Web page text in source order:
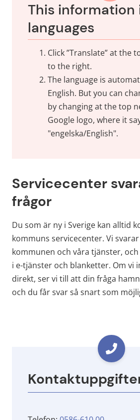
This information
languages
Click ”Translate” at the
to the right.
The language is
English. But you can
by changing at the top
Google logo, where it
"engelska/English".
Servicecenter
frågor
Du som är ny i Sverige kan alltid
kommuns servicecenter. Vi
kommunen och våra tjänster,
i e-tjänster och blanketter. Om vi
direkt, ser vi till att din fråga
och du får svar så snart som